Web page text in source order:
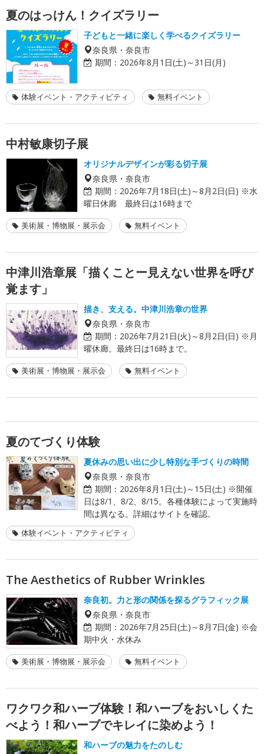
夏のはっけん！クイズラリー
子どもと一緒に楽しく学べるクイズラリー
奈良県・奈良市
期間： 2026年8月1日(土)～31日(月)
体験イベント・アクティビティ 無料イベント
中村敏康切子展
オリジナルデザインが彩る切子展
奈良県・奈良市
期間： 2026年7月18日(土)～8月2日(日) ※水
曜日休廊 最終日は16時まで
美術展・博物展・展示会 無料イベント
中津川浩章展「描くことー見えない世界を呼び
覚ます」
描き、支える。中津川浩章の世界
奈良県・奈良市
期間： 2026年7月21日(火)～8月2日(日) ※月
曜休廊。最終日は16時まで。
美術展・博物展・展示会 無料イベント
夏のてづくり体験
夏休みの思い出に少し特別な手づくりの時間
奈良県・奈良市
期間： 2026年8月1日(土)～15日(土) ※開催
日は8/1、8/2、8/15。各種体験によって実施時
間は異なる。詳細はサイトを確認。
体験イベント・アクティビティ
The Aesthetics of Rubber Wrinkles
奈良初。力と形の関係を探るグラフィック展
奈良県・奈良市
期間： 2026年7月25日(土)～8月7日(金) ※会
期中火・水休み
美術展・博物展・展示会 無料イベント
ワクワク和ハーブ体験！和ハーブをおいしくた
べよう！和ハーブでキレイに染めよう！
和ハーブの魅力をたのしむ